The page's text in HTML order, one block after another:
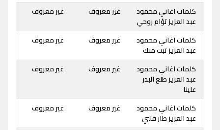
كلمات اغاني محمود
عبد العزيز تؤام روحي
غير معروف غير معروف
كلمات اغاني محمود
عبد العزيز تبت منك
غير معروف غير معروف
كلمات اغاني محمود
عبد العزيز طلع البدر
علينا
غير معروف غير معروف
كلمات اغاني محمود
عبد العزيز طار قلبي
غير معروف غير معروف